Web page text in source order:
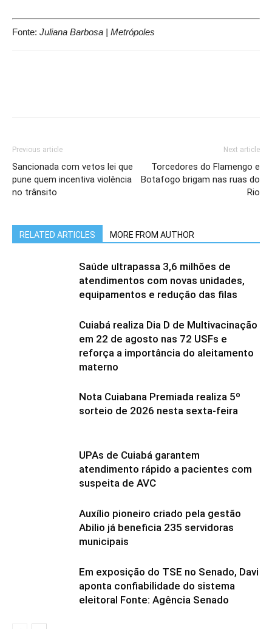
Fonte: Juliana Barbosa | Metrópoles
Previous article
Sancionada com vetos lei que
pune quem incentiva violência
no trânsito
Next article
Torcedores do Flamengo e
Botafogo brigam nas ruas do
Rio
RELATED ARTICLES MORE FROM AUTHOR
Saúde ultrapassa 3,6 milhões de
atendimentos com novas unidades,
equipamentos e redução das filas
Cuiabá realiza Dia D de Multivacinação
em 22 de agosto nas 72 USFs e
reforça a importância do aleitamento
materno
Nota Cuiabana Premiada realiza 5º
sorteio de 2026 nesta sexta-feira
UPAs de Cuiabá garantem
atendimento rápido a pacientes com
suspeita de AVC
Auxílio pioneiro criado pela gestão
Abilio já beneficia 235 servidoras
municipais
Em exposição do TSE no Senado, Davi
aponta confiabilidade do sistema
eleitoral Fonte: Agência Senado